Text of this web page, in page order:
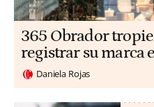
365 Obrador
registrar su marca
Daniela Rojas